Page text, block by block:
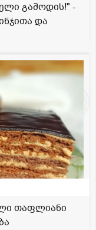
გამოდის!" -
და
თაფლიანი